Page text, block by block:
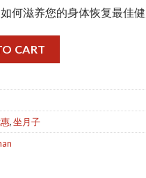
何滋养您的身体恢复最佳
CART
,坐月子